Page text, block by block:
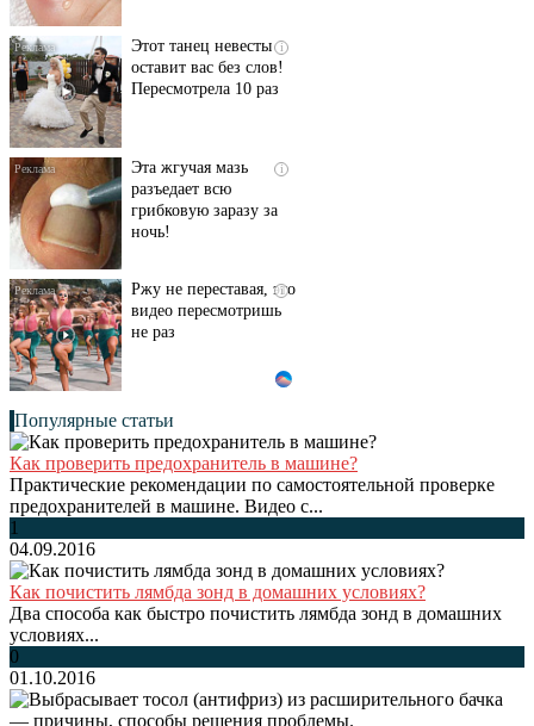
i
Этот танец невесты
оставит вас без слов!
Пересмотрела 10 раз
i
Эта жгучая мазь
разъедает всю
грибковую заразу за
ночь!
i
Ржу не переставая, это
видео пересмотришь
не раз
Популярные статьи
Как проверить предохранитель в машине?
Практические рекомендации по самостоятельной проверке
предохранителей в машине. Видео с...
1
04.09.2016
Как почистить лямбда зонд в домашних условиях?
Два способа как быстро почистить лямбда зонд в домашних
условиях...
0
01.10.2016